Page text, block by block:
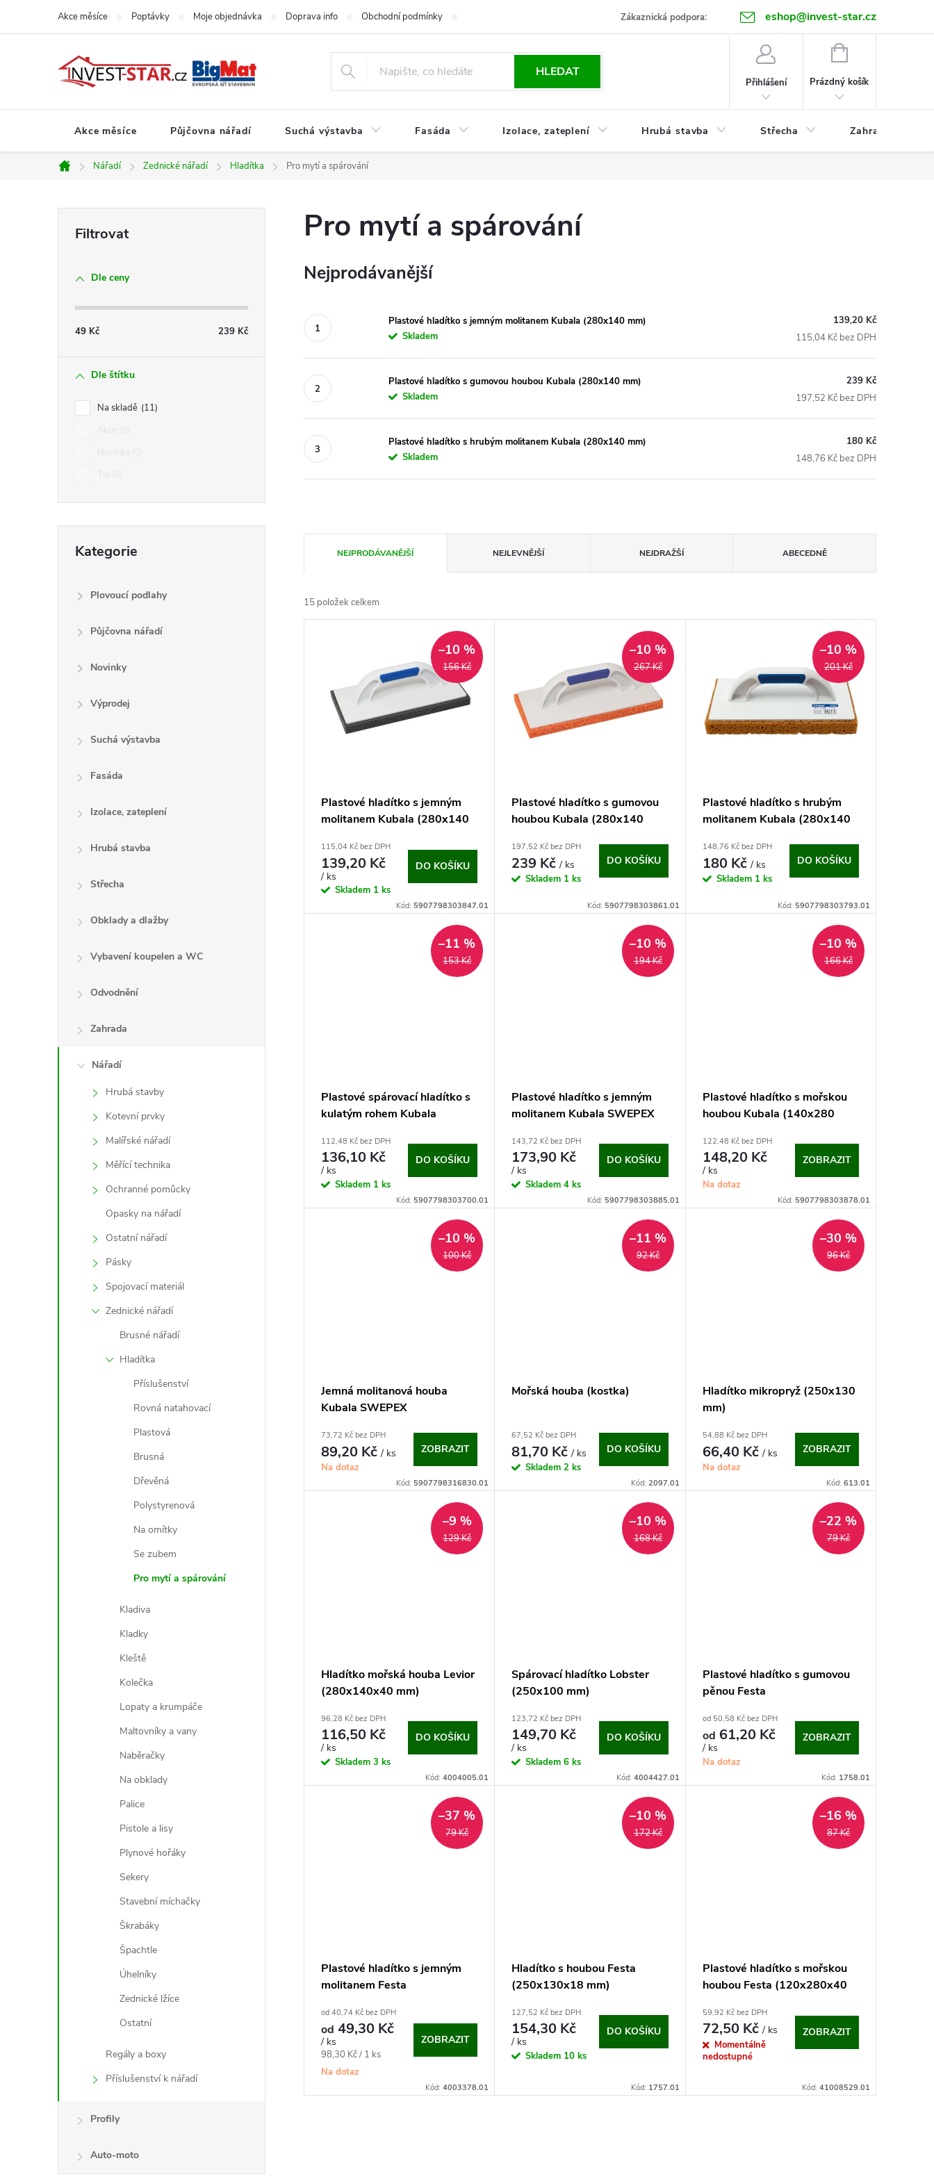
Zákaznická podpora: eshop@invest-star.cz
Akce měsíce Poptávky Moje objednávka Doprava info Obchodní podmínky Kontakt
HLEDAT
Přihlášení
NÁKUPNÍ
Prázdný košík
Akce měsíce Půjčovna nářadí Suchá výstavba Fasáda Izolace, zateplení Hrubá stavba Střecha Zahrada
Domů
Nářadí Zednické nářadí Hladítka Pro mytí a spárování
í
p
Dle ceny
49 Kč 239 Kč
Dle štítku
Na skladě 11
kategorie
Kategorie
Plovoucí podlahy
Půjčovna nářadí
Novinky
Výprodej
Suchá výstavba
Fasáda
Izolace, zateplení
Hrubá stavba
Střecha
Obklady a dlažby
Vybavení koupelen a WC
Odvodnění
Zahrada
Nářadí
Hrubá stavby
Kotevní prvky
Malířské nářadí
Měřící technika
Ochranné pomůcky
Opasky na nářadí
Ostatní nářadí
Pásky
Spojovací materiál
Zednické nářadí
Brusné nářadí
Hladítka
Příslušenství
Rovná natahovací
Plastová
Brusná
Dřevěná
Polystyrenová
Na omítky
Se zubem
Pro mytí a spárování
Kladiva
Kladky
Kleště
Kolečka
Lopaty a krumpáče
Maltovníky a vany
Naběračky
Na obklady
Palice
Pistole a lisy
Plynové hořáky
Sekery
Stavební míchačky
Škrabáky
Špachtle
Úhelníky
Zednické lžíce
Ostatní
Regály a boxy
Příslušenství k nářadí
Profily
Auto-moto
Pro mytí a spárování
Nejprodávanější
Plastové hladítko s jemným molitanem Kubala (280x140 mm)
Skladem
139,20 Kč
115,04 Kč bez DPH
Plastové hladítko s gumovou houbou Kubala (280x140 mm)
Skladem
239 Kč
197,52 Kč bez DPH
Plastové hladítko s hrubým molitanem Kubala (280x140 mm)
Skladem
180 Kč
148,76 Kč bez DPH
a
z
NEJPRODÁVANĚJŠÍ NEJLEVNĚJŠÍ NEJDRAŽŠÍ ABECEDNĚ
15 položek celkem
d
156 Kč
–10 %
Plastové hladítko s jemným
molitanem Kubala (280x140
115,04 Kč bez DPH
139,20 Kč
/ ks
Skladem 1 ks
DO KOŠÍKU
Kód: 5907798303847.01
267 Kč
–10 %
Plastové hladítko s gumovou
houbou Kubala (280x140
197,52 Kč bez DPH
239 Kč/ ks
Skladem 1 ks
DO KOŠÍKU
Kód: 5907798303861.01
201 Kč
–10 %
Plastové hladítko s hrubým
molitanem Kubala (280x140
148,76 Kč bez DPH
180 Kč/ ks
Skladem 1 ks
DO KOŠÍKU
Kód: 5907798303793.01
153 Kč
–11 %
Plastové spárovací hladítko s
kulatým rohem Kubala
112,48 Kč bez DPH
136,10 Kč
/ ks
Skladem 1 ks
DO KOŠÍKU
Kód: 5907798303700.01
194 Kč
–10 %
Plastové hladítko s jemným
molitanem Kubala SWEPEX
143,72 Kč bez DPH
173,90 Kč
/ ks
Skladem4 ks
DO KOŠÍKU
Kód: 5907798303885.01
166 Kč
–10 %
Plastové hladítko s mořskou
houbou Kubala (140x280
122,48 Kč bez DPH
148,20 Kč
/ ks
Na dotaz
ZOBRAZIT
Kód: 5907798303878.01
100 Kč
–10 %
Jemná molitanová houba
Kubala SWEPEX
73,72 Kč bez DPH
89,20 Kč/ ks
Na dotaz
ZOBRAZIT
Kód: 5907798316830.01
92 Kč
–11 %
Mořská houba (kostka)
67,52 Kč bez DPH
81,70 Kč/ ks
Skladem2 ks
DO KOŠÍKU
Kód: 2097.01
96 Kč
–30 %
Hladítko mikropryž (250x130
mm)
54,88 Kč bez DPH
66,40 Kč/ ks
Na dotaz
ZOBRAZIT
Kód: 613.01
129 Kč
–9 %
Hladítko mořská houba Levior
(280x140x40 mm)
96,28 Kč bez DPH
116,50 Kč
/ ks
Skladem 3 ks
DO KOŠÍKU
Kód:4004005.01
168 Kč
–10 %
Spárovací hladítko Lobster
(250x100 mm)
123,72 Kč bez DPH
149,70 Kč
/ ks
Skladem6 ks
DO KOŠÍKU
Kód: 4004427.01
79 Kč
–22 %
Plastové hladítko s gumovou
pěnou Festa
od 50,58 Kč bez DPH
od 61,20 Kč
/ ks
Na dotaz
ZOBRAZIT
Kód: 1758.01
79 Kč
–37 %
Plastové hladítko s jemným
molitanem Festa
od 40,74 Kč bez DPH
od 49,30 Kč
/ ks
Měrná
cena:
98,30 Kč / 1 ks
Na dotaz
ZOBRAZIT
Kód:4003378.01
172 Kč
–10 %
Hladítko s houbou Festa
(250x130x18 mm)
127,52 Kč bez DPH
154,30 Kč
/ ks
Skladem 10 ks
DO KOŠÍKU
Kód: 1757.01
87 Kč
–16 %
Plastové hladítko s mořskou
houbou Festa (120x280x40
59,92 Kč bez DPH
72,50 Kč/ ks
Momentálně
nedostupné
ZOBRAZIT
Kód: 41008529.01